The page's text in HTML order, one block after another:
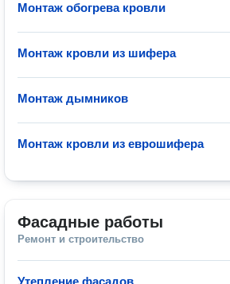
Монтаж обогрева кровли
Монтаж кровли из шифера
Монтаж дымников
Монтаж кровли из еврошифера
Фасадные работы
Ремонт и строительство
Утепление фасадов